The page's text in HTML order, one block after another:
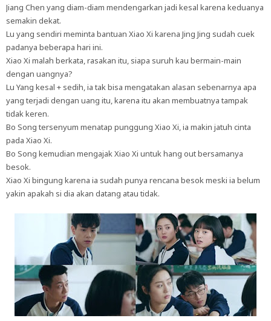
Jiang Chen yang diam-diam mendengarkan jadi kesal karena keduanya
semakin dekat.
Lu yang sendiri meminta bantuan Xiao Xi karena Jing Jing sudah cuek
padanya beberapa hari ini.
Xiao Xi malah berkata, rasakan itu, siapa suruh kau bermain-main
dengan uangnya?
Lu Yang kesal + sedih, ia tak bisa mengatakan alasan sebenarnya apa
yang terjadi dengan uang itu, karena itu akan membuatnya tampak
tidak keren.
Bo Song tersenyum menatap punggung Xiao Xi, ia makin jatuh cinta
pada Xiao Xi.
Bo Song kemudian mengajak Xiao Xi untuk hang out bersamanya
besok.
Xiao Xi bingung karena ia sudah punya rencana besok meski ia belum
yakin apakah si dia akan datang atau tidak.